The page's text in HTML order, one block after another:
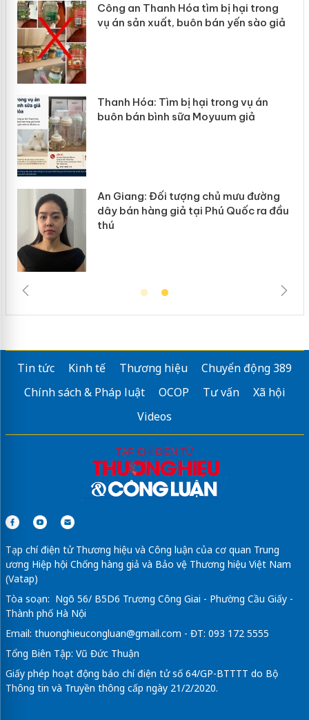
trong
sào giả
án
đường
ra đầu
Lào Cai xử lý 83 vụ vi phạm thương
mại trong tháng 7
Hưng Yên: Xử lý 6 hộ kinh doanh
hàng giả mạo nhãn hiệu Adidas,
Cà Mau: Tiêu hủy công khai hàng
ngàn sản phẩm nhập lậu, bảo vệ
Tin tức Kinh tế Thương hiệu
Chuyển động 389
Chính sách & Pháp luật
OCOP Tư vấn
Xã hội
Videos
Tạp chí điện tử Thương hiệu và Công luận của cơ quan Trung
ương Hiệp hội Chống hàng giả và Bảo vệ Thương hiệu Việt Nam
(Vatap)
Tòa soạn: Ngõ 56/ B5D6 Trương Công Giai - Phường Cầu Giấy -
Thành phố Hà Nội
Email: thuonghieucongluan@gmail.com - ĐT: 093 172 5555
Tổng Biên Tập: Vũ Đức Thuận
Giấy phép hoạt động báo chí điện tử số 64/GP-BTTTT do Bộ
Thông tin và Truyền thông cấp ngày 21/2/2020.